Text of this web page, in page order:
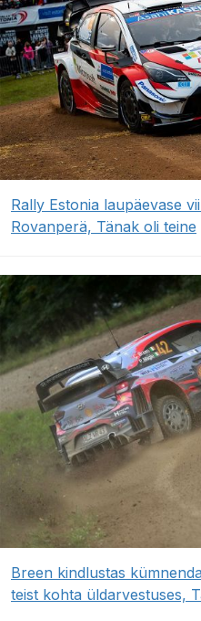
Rally Estonia laupäevase
Rovanperä, Tänak oli teine
Breen kindlustas
teist kohta üldarvestuses,